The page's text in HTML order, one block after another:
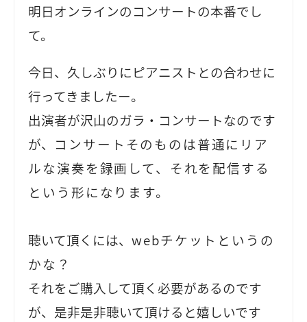
明日オンラインのコンサートの本番でし
て。
今日、久しぶりにピアニストとの合わせに
行ってきましたー。
出演者が沢山のガラ・コンサートなのです
が、 コンサートそのものは普通にリア
ルな演奏を録画して、それを配信する
という形になります。
聴いて頂くには、webチケットというの
かな？
それをご購入して頂く必要があるのです
が、是非是非聴いて頂けると嬉しいです